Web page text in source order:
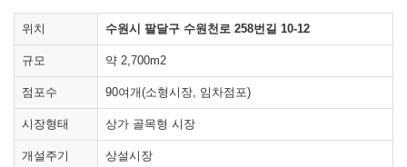
위치 수원시 팔달구 수원천로 258번길 10-12
규모 약 2,700m2
점포수 90여개(소형시장, 임차점포)
시장형태 상가 골목형 시장
개설주기 상설시장